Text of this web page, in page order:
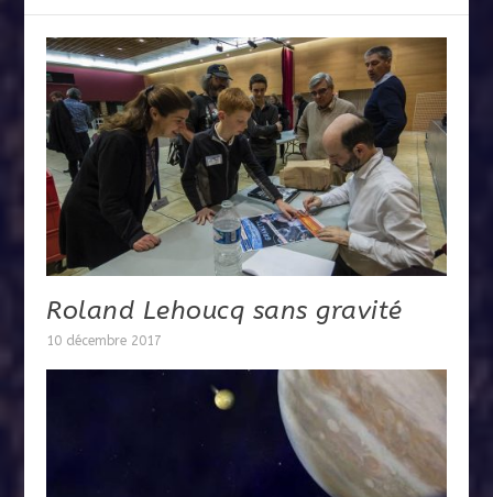
Roland Lehoucq sans gravité
10 décembre 2017